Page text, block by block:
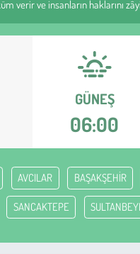
verir ve insanların haklarını
GÜNEŞ
06:00
AVCILAR BAŞAKŞEHİR
SANCAKTEPE